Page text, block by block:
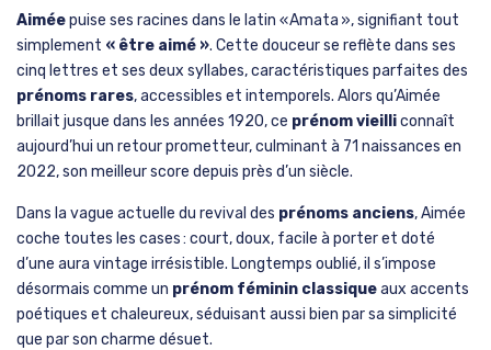
Aiméepuise ses racines dans le latin « Amata », signifiant tout
simplement « être aimé ». Cette douceur se reflète dans ses
cinq lettres et ses deux syllabes, caractéristiques parfaites des
prénoms rares, accessibles et intemporels. Alors qu’Aimée
brillait jusque dans les années 1920, ce prénom vieilliconnaît
aujourd’hui un retour prometteur, culminant à 71 naissances en
2022, son meilleur score depuis près d’un siècle.
Dans la vague actuelle du revival des prénoms anciens, Aimée
coche toutes les cases : court, doux, facile à porter et doté
d’une aura vintage irrésistible. Longtemps oublié, il s’impose
désormais comme un prénom féminin classiqueaux accents
poétiques et chaleureux, séduisant aussi bien par sa simplicité
que par son charme désuet.